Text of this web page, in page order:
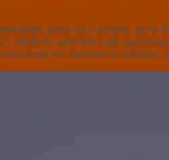
pisker dig i ansigtet, og du
som fælles løb og
gør det danserne til individer,